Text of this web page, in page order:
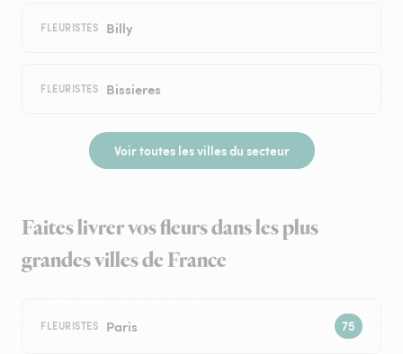
FLEURISTES Billy
FLEURISTES Bissieres
Voir toutes les villes du secteur
Faites livrer vos fleurs dans les plus
grandes villes de France
FLEURISTES Paris